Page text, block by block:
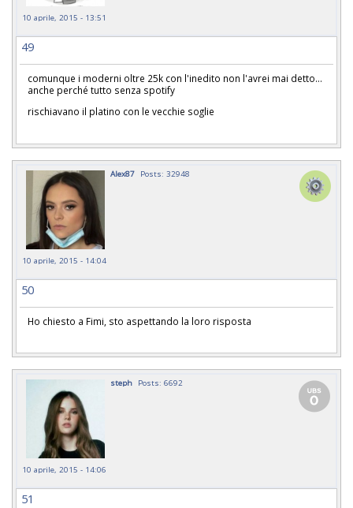
10 aprile, 2015 - 13:51
49
comunque i moderni oltre 25k con l'inedito non l'avrei mai detto...
anche perché tutto senza spotify
rischiavano il platino con le vecchie soglie
Alex87 Posts: 32948
10 aprile, 2015 - 14:04
50
Ho chiesto a Fimi, sto aspettando la loro risposta
steph Posts: 6692
10 aprile, 2015 - 14:06
51